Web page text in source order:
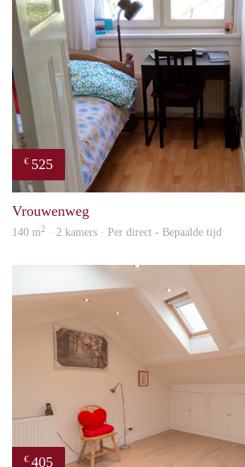
€ 525
Vrouwenweg
140 m2 · 2 kamers · Per direct - Bepaalde tijd
€ 405